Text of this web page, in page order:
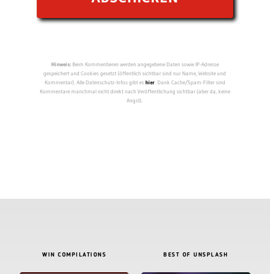
Hinweis:Beim Kommentieren werden angegebene Daten sowie IP-Adresse
gespeichert und Cookies gesetzt (öffentlich sichtbar sind nur Name, Website und
Kommentar). Alle Datenschutz-Infos gibt eshier. Dank Cache/Spam-Filter sind
Kommentare manchmal nicht direkt nach Veröffentlichung sichtbar (aber da, keine
Angst).
WIN COMPILATIONS BEST OF UNSPLASH